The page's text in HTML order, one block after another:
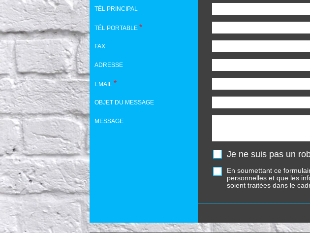
TÉL PRINCIPAL
TÉL PORTABLE *
FAX
ADRESSE
EMAIL *
OBJET DU MESSAGE
MESSAGE
Je ne suis pas un
En soumettant ce
personnelles et que les
soient traitées dans le